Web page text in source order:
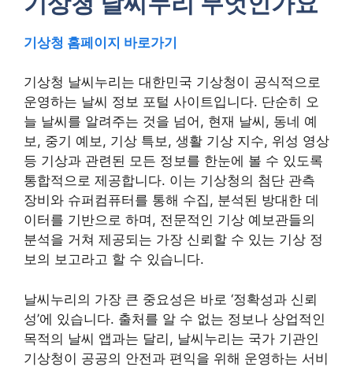
기상청 홈페이지 바로가기
기상청 날씨누리는 대한민국 기상청이 공식적으로
운영하는 날씨 정보 포털 사이트입니다. 단순히 오
늘 날씨를 알려주는 것을 넘어, 현재 날씨, 동네 예
보, 중기 예보, 기상 특보, 생활 기상 지수, 위성 영상
등 기상과 관련된 모든 정보를 한눈에 볼 수 있도록
통합적으로 제공합니다. 이는 기상청의 첨단 관측
장비와 슈퍼컴퓨터를 통해 수집, 분석된 방대한 데
이터를 기반으로 하며, 전문적인 기상 예보관들의
분석을 거쳐 제공되는 가장 신뢰할 수 있는 기상 정
보의 보고라고 할 수 있습니다.
날씨누리의 가장 큰 중요성은 바로 ‘정확성과 신뢰
성’에 있습니다. 출처를 알 수 없는 정보나 상업적인
목적의 날씨 앱과는 달리, 날씨누리는 국가 기관인
기상청이 공공의 안전과 편익을 위해 운영하는 서비